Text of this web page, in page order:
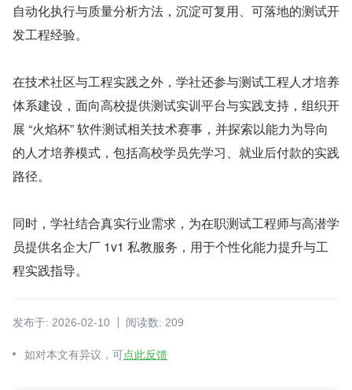
自动化执行与质量分析方法，沉淀可复用、可落地的测试开
发工程经验。
在技术社区与工程实践之外，学社还参与测试工程人才培养
体系建设，面向高校提供测试实训平台与实践支持，组织开
展 “火焰杯” 软件测试相关技术赛事，并探索以能力为导向
的人才培养模式，包括高校学员先学习、就业后付款的实践
路径。
同时，学社结合真实行业需求，为在职测试工程师与高潜学
员提供名企大厂 1v1 私教服务，用于个性化能力提升与工
程实践指导。
发布于: 2026-02-10 阅读数: 209
如对本文有异议，可点此反馈